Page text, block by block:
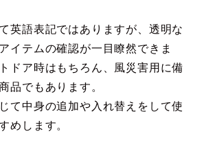
英語表記ではありますが、透明な
イテムの確認が一目瞭然できま
ドア時はもちろん、風災害用に備
品でもあります。
て中身の追加や入れ替えをして使
めします。